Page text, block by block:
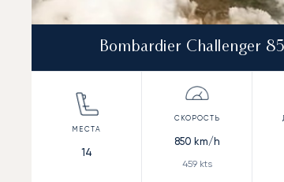
Bombardier Challenger
14
850 km/h
459kts